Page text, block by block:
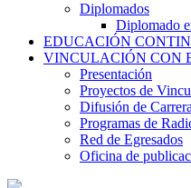
Diplomados
Diplomado
EDUCACIÓN
VINCULACIÓN CON
Presentación
Proyectos de
Difusión de
Programas de
Red de Egresados
Oficina de